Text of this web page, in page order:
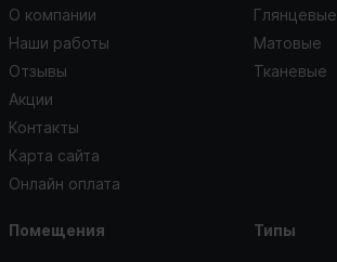
О компании
Наши работы
Отзывы
Акции
Контакты
Карта сайта
Онлайн оплата
Глянцевые
Матовые
Тканевые
Помещения Типы